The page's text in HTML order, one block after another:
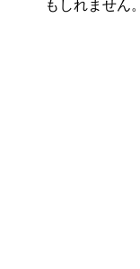
もしれません。